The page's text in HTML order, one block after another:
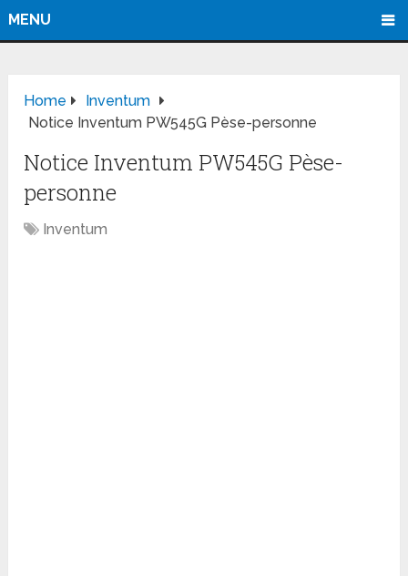
MENU
Home
Inventum
Notice Inventum PW545G Pèse-personne
Notice Inventum PW545G Pèse-
personne
Inventum